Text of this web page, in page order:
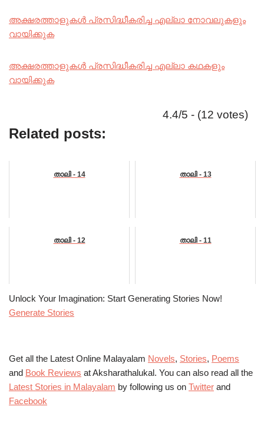
അക്ഷരത്താളുകൾ പ്രസിദ്ധീകരിച്ച എല്ലാ നോവലുകളും
വായിക്കുക
അക്ഷരത്താളുകൾ പ്രസിദ്ധീകരിച്ച എല്ലാ കഥകളും
വായിക്കുക
4.4/5 - (12 votes)
Related posts:
താലി - 14 താലി - 13
താലി - 12 താലി - 11
Unlock Your Imagination: Start Generating Stories Now!
Generate Stories
Get all the Latest Online Malayalam Novels, Stories, Poems
and Book Reviews at Aksharathalukal. You can also read all the
Latest Stories in Malayalam by following us on Twitter and
Facebook